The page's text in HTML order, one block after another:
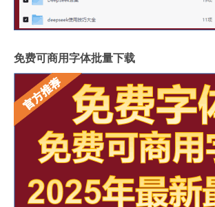
免费可商用字体批量下载